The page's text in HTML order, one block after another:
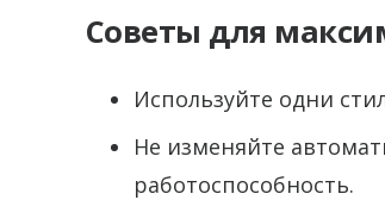
Советы для
Используйте одни
Не изменяйте
работоспособность.